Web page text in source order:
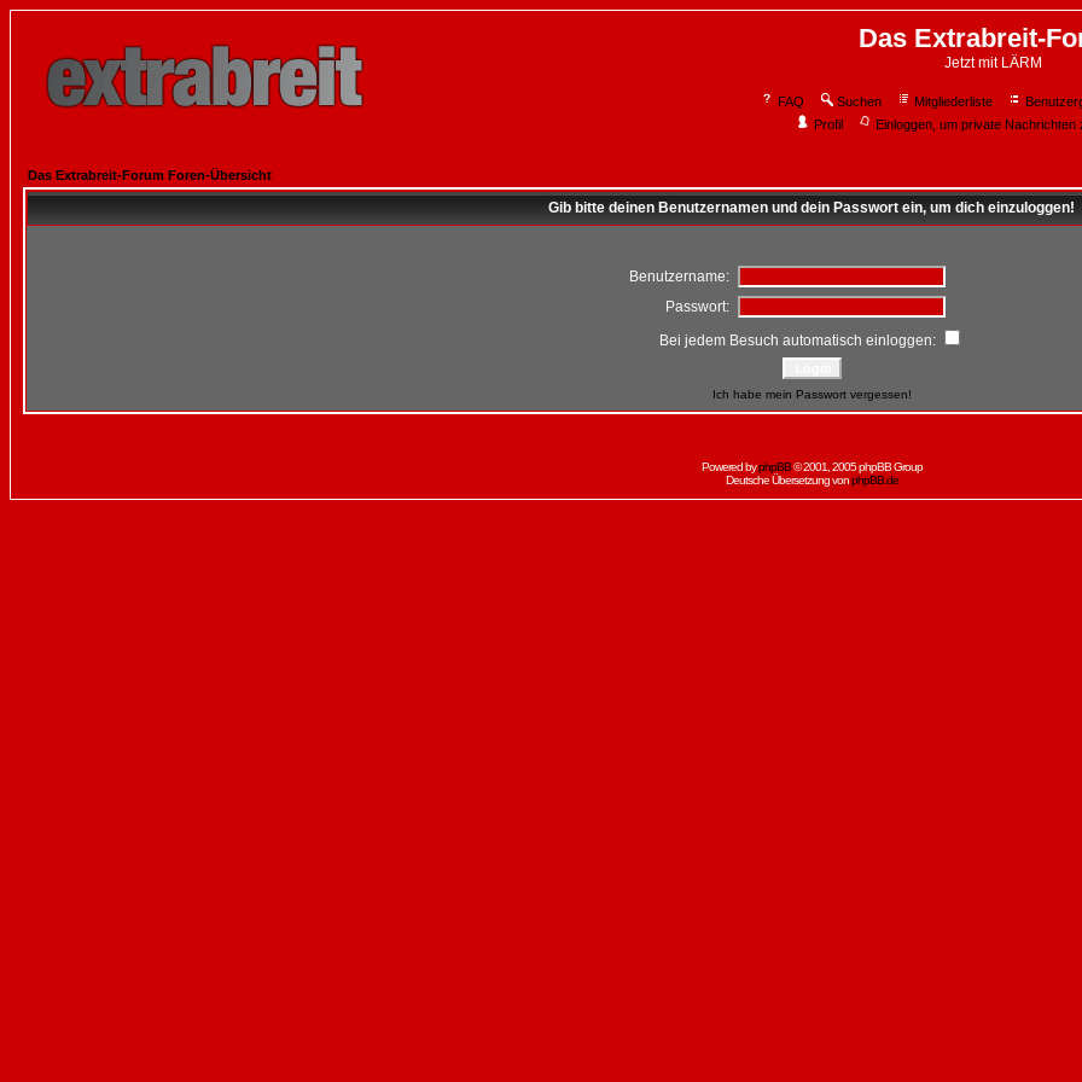
Das Extrabreit-
Jetzt mit LÄRM
FAQ Suchen Mitgliederliste
Profil
Einloggen, um private Nachrichten
Das Extrabreit-Forum Foren-Übersicht
Gib bitte deinen Benutzernamen und dein Passwort ein, um dich einzuloggen!
Benutzername:
Passwort:
Bei jedem Besuch automatisch einloggen:
Ich habe mein Passwort vergessen!
Powered byphpBB© 2001, 2005 phpBB Group
Deutsche Übersetzung vonphpBB.de